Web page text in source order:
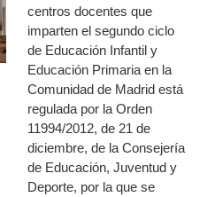
centros docentes que
imparten el segundo ciclo
de Educación Infantil y
Educación Primaria en la
Comunidad de Madrid está
regulada por la Orden
11994/2012, de 21 de
diciembre, de la Consejería
de Educación, Juventud y
Deporte, por la que se